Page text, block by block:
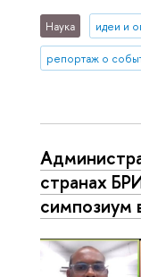
Наука идеи и
репортаж о
странах